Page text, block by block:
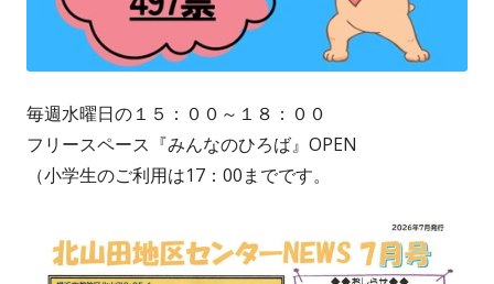
毎週水曜日の１５：００～１８：００
フリースペース『みんなのひろば』OPEN
（小学生のご利用は17：00までです。